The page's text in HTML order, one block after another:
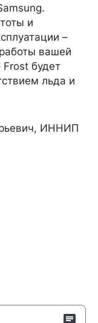
и
–
вашей
будет
льда и
ИННИП